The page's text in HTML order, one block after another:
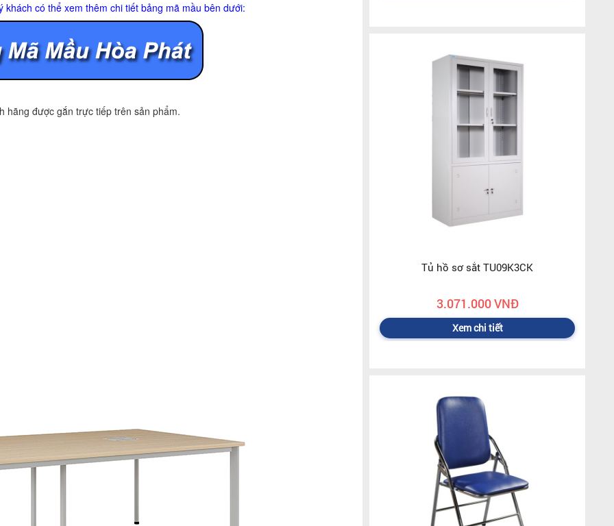
có thể xem thêm chi tiết bảng mã mầu bên dưới:
hãng được gắn trực tiếp trên sản phẩm.
Tủ hồ sơ sắt TU09K3CK
3.071.000 VNĐ
Xem chi tiết